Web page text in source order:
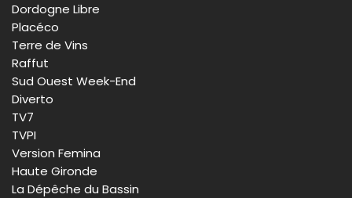
Dordogne Libre
Placéco
Terre de Vins
Raffut
Sud Ouest Week-End
Diverto
TV7
TVPI
Version Femina
Haute Gironde
La Dépêche du Bassin